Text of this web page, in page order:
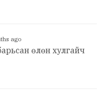
ago
өлөн хулгайч